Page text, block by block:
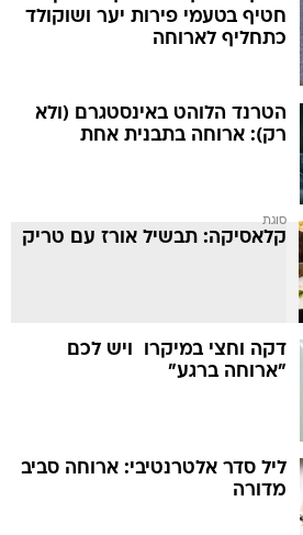
חטיף בטעמי פירות יער ושוקולד
כתחליף לארוחה
הטרנד הלוהט באינסטגרם (ולא
רק): ארוחה בתבנית אחת
קלאסיקה: תבשיל אורז עם טריק
סוגת
דקה וחצי במיקרו  ויש לכם
"ארוחה ברגע"
ליל סדר אלטרנטיבי: ארוחה סביב
מדורה